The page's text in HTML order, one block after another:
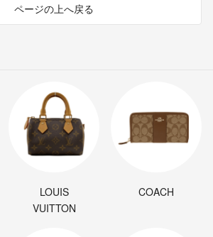
ページの上へ戻る
LOUIS
VUITTON
COACH